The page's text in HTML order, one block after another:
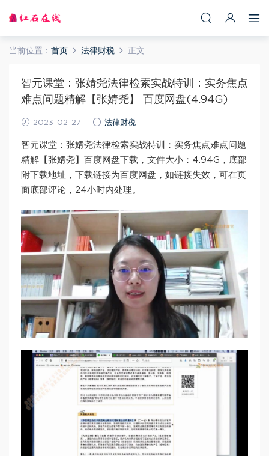
当前位置： 首页 法律财税 正文
智元课堂：张婧尧法律检索实战特训：实务焦点
难点问题精解【张婧尧】 百度网盘(4.94G)
2023-02-27 法律财税
智元课堂：张婧尧法律检索实战特训：实务焦点难点问题
精解【张婧尧】百度网盘下载，文件大小：4.94G，底部
附下载地址，下载链接为百度网盘，如链接失效，可在页
面底部评论，24小时内处理。